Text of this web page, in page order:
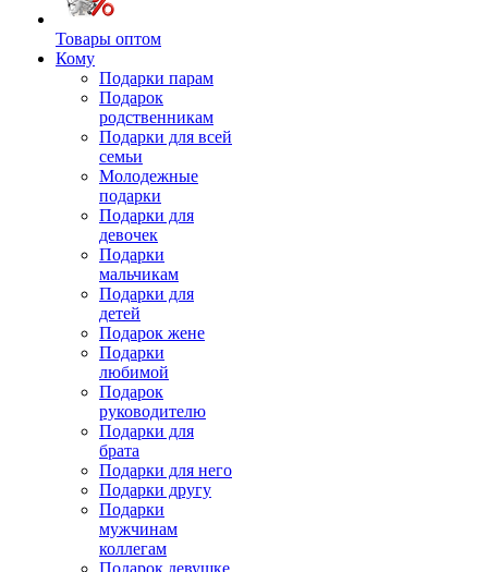
Товары оптом
Кому
Подарки парам
Подарок
родственникам
Подарки для всей
семьи
Молодежные
подарки
Подарки для
девочек
Подарки
мальчикам
Подарки для
детей
Подарок жене
Подарки
любимой
Подарок
руководителю
Подарки для
брата
Подарки для него
Подарки другу
Подарки
мужчинам
коллегам
Подарок девушке